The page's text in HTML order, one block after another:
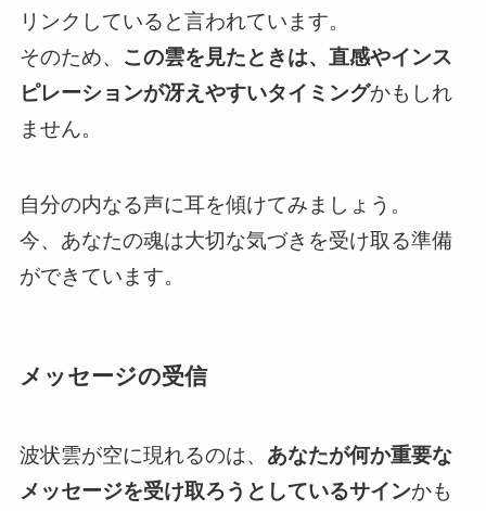
リンクしていると言われています。
そのため、 この雲を見たときは、直感やインス
ピレーションが冴えやすいタイミングかもしれ
ません。
自分の内なる声に耳を傾けてみましょう。
今、あなたの魂は大切な気づきを受け取る準備
ができています。
メッセージの受信
波状雲が空に現れるのは、 あなたが何か重要な
メッセージを受け取ろうとしているサインかも